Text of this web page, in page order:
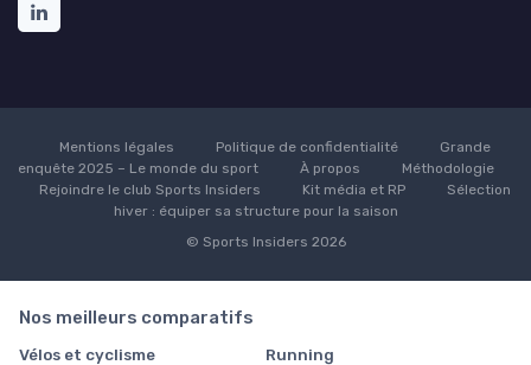
Mentions légales Politique de confidentialité
Grande
enquête 2025 – Le monde du sport
À propos
Méthodologie
Rejoindre le club Sports Insiders
Kit média et RP
Sélection
hiver : équiper sa structure pour la saison
© Sports Insiders 2026
Nos meilleurs comparatifs
Vélos et cyclisme Running